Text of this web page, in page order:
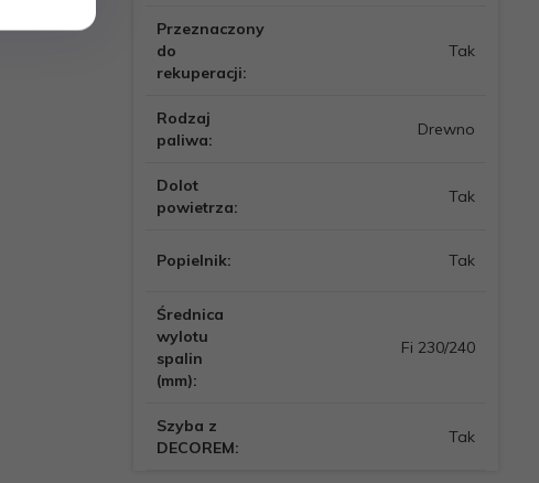
Przeznaczony
do
rekuperacji:
Tak
Rodzaj
paliwa:
Drewno
Dolot
powietrza:
Tak
Popielnik: Tak
Średnica
wylotu
spalin
(mm):
Fi 230/240
Szyba z
DECOREM:
Tak